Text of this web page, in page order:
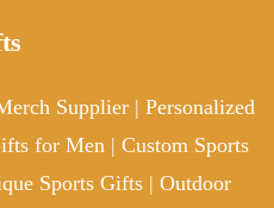
Supplier | Personalized
for Men | Custom Sports
Sports Gifts | Outdoor